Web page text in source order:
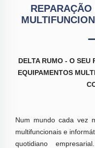
DELTA RUMO - O SEU
EQUIPAMENTOS
Num mundo cada vez
multifuncionais e
quotidiano